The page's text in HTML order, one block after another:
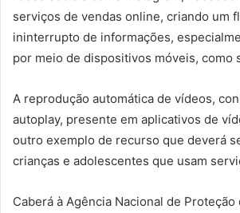
serviços de vendas online, criando um
ininterrupto de informações,
por meio de dispositivos móveis, como
A reprodução automática de vídeos,
autoplay, presente em aplicativos de
outro exemplo de recurso que deverá
crianças e adolescentes que usam
Caberá à Agência Nacional de Proteção